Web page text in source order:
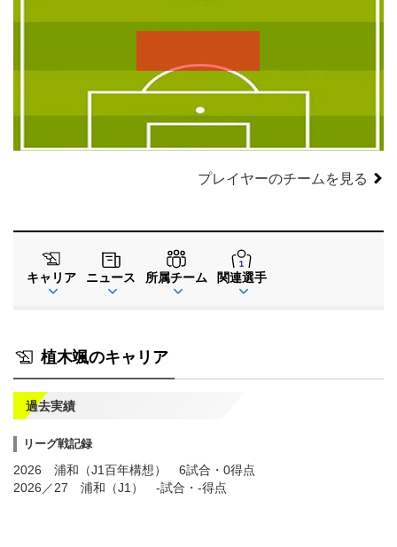
CB
SB
GK
プレイヤーのチームを見る
キャリア ニュース 所属チーム 関連選手
植木颯のキャリア
過去実績
リーグ戦記録
2026 浦和（J1百年構想） 6試合・0得点
2026／27 浦和（J1） -試合・-得点